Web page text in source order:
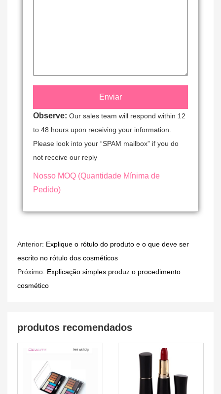
Observe: Our sales team will respond within 12
to 48 hours upon receiving your information.
Please look into your “SPAM mailbox” if you do
not receive our reply
Nosso MOQ (Quantidade Mínima de
Pedido)
Anterior: Explique o rótulo do produto e o que deve ser
escrito no rótulo dos cosméticos
Próximo: Explicação simples produz o procedimento
cosmético
produtos recomendados